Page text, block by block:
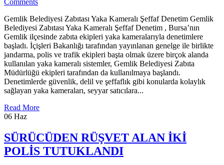
Comments
Gemlik Belediyesi Zabıtası Yaka Kameralı Şeffaf Denetim Gemlik
Belediyesi Zabıtası Yaka Kameralı Şeffaf Denetim , Bursa’nın
Gemlik ilçesinde zabıta ekipleri yaka kameralarıyla denetimlere
başladı. İçişleri Bakanlığı tarafından yayınlanan genelge ile birlikte
jandarma, polis ve trafik ekipleri başta olmak üzere birçok alanda
kullanılan yaka kameralı sistemler, Gemlik Belediyesi Zabıta
Müdürlüğü ekipleri tarafından da kullanılmaya başlandı.
Denetimlerde güvenlik, delil ve şeffaflık gibi konularda kolaylık
sağlayan yaka kameraları, seyyar satıcılara...
Read More
06 Haz
SÜRÜCÜDEN RÜŞVET ALAN İKİ
POLİS TUTUKLANDI